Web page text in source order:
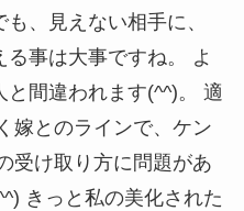
、見えない相手に、
事は大事ですね。 よ
と間違われます(^^)。 適
嫁とのラインで、ケン
受け取り方に問題があ
きっと私の美化された